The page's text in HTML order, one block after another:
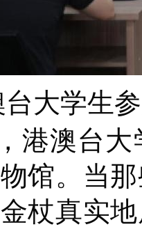
大学生
港澳台
馆。当
杖真实